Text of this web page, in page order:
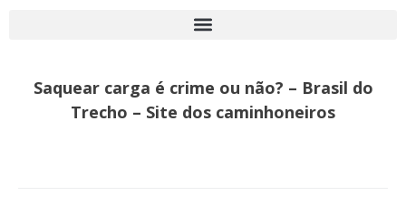
Saquear carga é crime ou não? – Brasil do
Trecho – Site dos caminhoneiros